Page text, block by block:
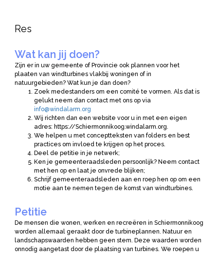
Res
Wat kan jij doen?
Zijn er in uw gemeente of Provincie ook plannen voor het
plaaten van windturbines vlakbij woningen of in
natuurgebieden? Wat kun je dan doen?
Zoek medestanders om een comité te vormen. Als dat is
gelukt neem dan contact met ons op via
info@windalarm.org
Wij richten dan een website voor u in met een eigen
adres: https://Schiermonnikoog.windalarm.org.
We helpen u met conceptteksten van folders en best
practices om invloed te krijgen op het proces.
Deel de petitie in je netwerk;
Ken je gemeenteraadsleden persoonlijk? Neem contact
met hen op en laat je onvrede blijken;
Schrijf gemeenteraadsleden aan en roep hen op om een
motie aan te nemen tegen de komst van windturbines.
Petitie
De mensen die wonen, werken en recreëren in Schiermonnikoog
worden allemaal geraakt door de turbineplannen. Natuur en
landschapswaarden hebben geen stem. Deze waarden worden
onnodig aangetast door de plaatsing van turbines. We roepen u